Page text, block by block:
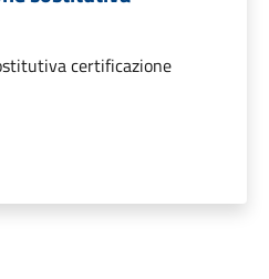
certificazione